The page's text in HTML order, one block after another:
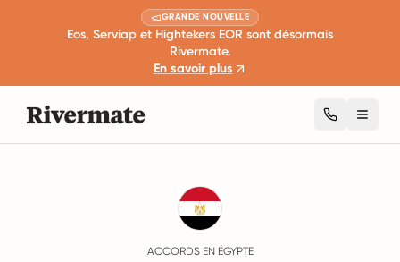
GRANDE NOUVELLE
Eos, Serviap et Hightekers EOR sont désormais
Rivermate.
En savoir plus
ACCORDS EN ÉGYPTE